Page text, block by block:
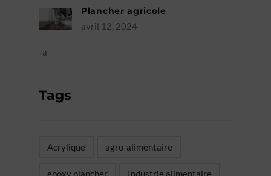
Plancher agricole
avril 12, 2024
a
Tags
Acrylique agro-alimentaire